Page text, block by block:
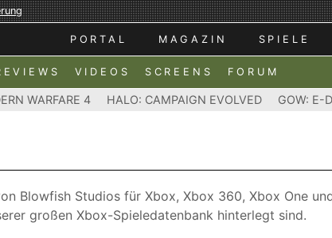
PORTAL MAGAZIN SPIELE
VIDEOS SCREENS FORUM
WARFARE 4 HALO: CAMPAIGN EVOLVED GOW: E-
Blowfish Studios für Xbox, Xbox 360, Xbox One
großen Xbox-Spieledatenbank hinterlegt sind.